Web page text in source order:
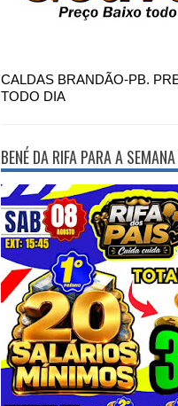
CALDAS BRANDÃO-PB.
TODO DIA
BENÉ DA RIFA PARA A